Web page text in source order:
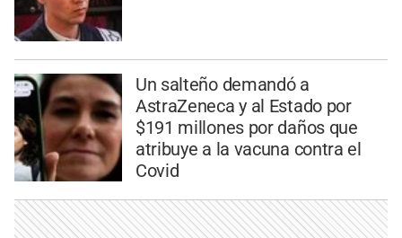
Un salteño demandó a
AstraZeneca y al Estado por
$191 millones por daños que
atribuye a la vacuna contra el
Covid